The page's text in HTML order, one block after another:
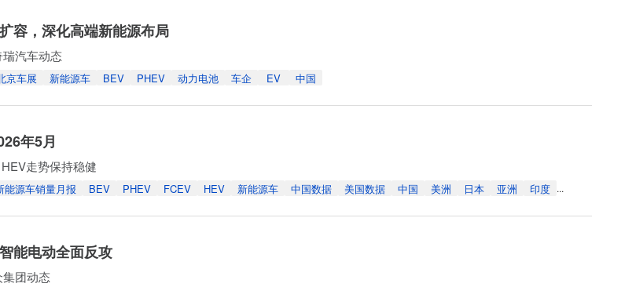
容，深化高端新能源布局
汽车动态
京车展 新能源车 BEV PHEV 动力电池 车企 EV 中国
年5月
走势保持稳健
能源车销量月报 BEV PHEV FCEV HEV 新能源车 中国数据 美国数据 中国 美洲 日本 亚洲 印度 ...
能电动全面反攻
团动态